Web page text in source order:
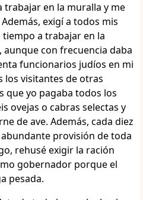
trabajar en la muralla y me
exigí a todos mis
a trabajar en la
aunque con frecuencia daba
funcionarios judíos en mi
los visitantes de otras
que yo pagaba todos los
ovejas o cabras selectas y
de ave. Además, cada diez
provisión de toda
rehusé exigir la ración
gobernador porque el
pesada.